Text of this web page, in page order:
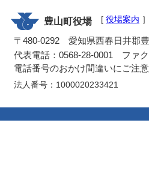
豊山町役場 [ 役場案内 ］
〒480-0292 愛知県西春日井郡
代表電話：0568-28-0001 ファ
電話番号のおかけ間違いにご注
法人番号：1000020233421